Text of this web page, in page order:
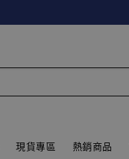
現貨專區 熱銷商品